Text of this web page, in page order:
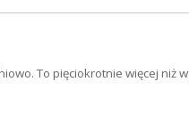
To pięciokrotnie więcej niż w